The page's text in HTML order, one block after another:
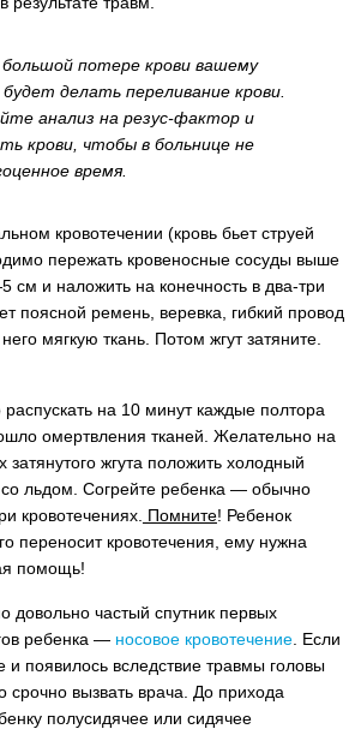
потере крови вашему
делать переливание крови.
анализ на резус-фактор и
крови, чтобы в больнице не
время.
кровотечении (кровь бьет струей
пережать кровеносные сосуды выше
см и наложить на конечность в два-три
поясной ремень, веревка, гибкий провод
мягкую ткань. Потом жгут затяните.
распускать на 10 минут каждые полтора
омертвления тканей. Желательно на
затянутого жгута положить холодный
льдом. Согрейте ребенка — обычно
кровотечениях. Помните! Ребенок
переносит кровотечения, ему нужна
помощь!
довольно частый спутник первых
ребенка — носовое кровотечение. Если
и появилось вследствие травмы головы
срочно вызвать врача. До прихода
полусидячее или сидячее